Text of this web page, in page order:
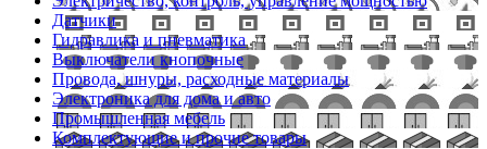
Датчики
Гидравлика и пневматика
Выключатели кнопочные
Провода, шнуры, расходные материалы
Электроника для дома и авто
Промышленная мебель
Комплектующие и прочие товары